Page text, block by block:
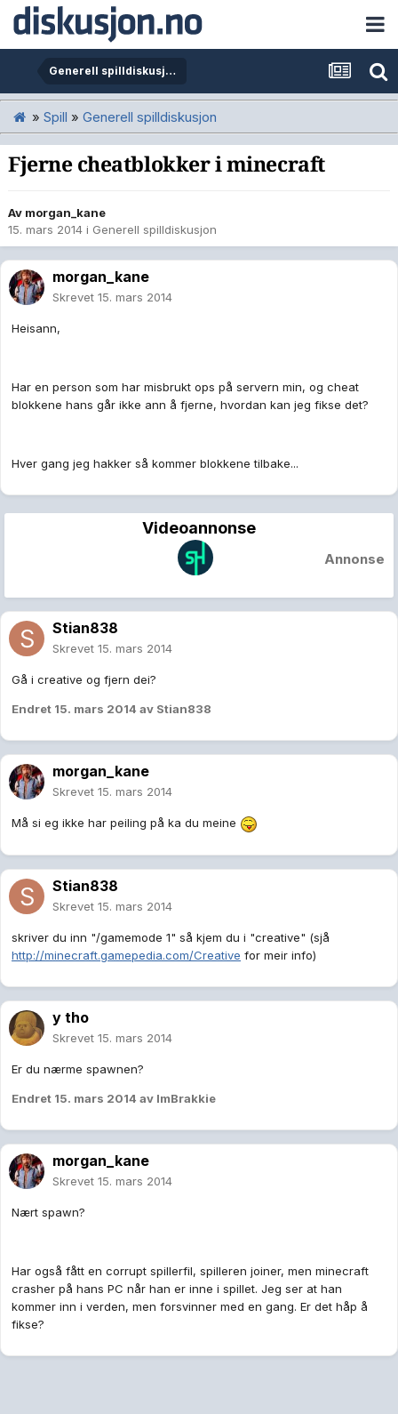
Generell spilldiskusjon
» Spill » Generell spilldiskusjon
Fjerne cheatblokker i minecraft
Av morgan_kane
15. mars 2014 i Generell spilldiskusjon
morgan_kane
Skrevet 15. mars 2014
Heisann,
Har en person som har misbrukt ops på servern min, og cheat
blokkene hans går ikke ann å fjerne, hvordan kan jeg fikse det?
Hver gang jeg hakker så kommer blokkene tilbake...
Videoannonse
Annonse
Stian838
Skrevet 15. mars 2014
Gå i creative og fjern dei?
Endret 15. mars 2014 av Stian838
morgan_kane
Skrevet 15. mars 2014
Må si eg ikke har peiling på ka du meine
Stian838
Skrevet 15. mars 2014
skriver du inn "/gamemode 1" så kjem du i "creative" (sjå
http://minecraft.gamepedia.com/Creative for meir info)
y tho
Skrevet 15. mars 2014
Er du nærme spawnen?
Endret 15. mars 2014 av ImBrakkie
morgan_kane
Skrevet 15. mars 2014
Nært spawn?
Har også fått en corrupt spillerfil, spilleren joiner, men minecraft
crasher på hans PC når han er inne i spillet. Jeg ser at han
kommer inn i verden, men forsvinner med en gang. Er det håp å
fikse?